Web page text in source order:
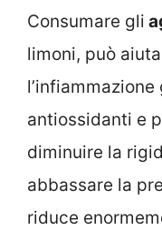
Consumare gli
limoni, può
antiossidanti e
diminuire la
abbassare la
riduce